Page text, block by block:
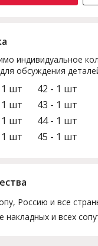
индивидуальное
для обсуждения
шт
шт
1 шт
1 шт
42 - 1 шт
43 - 1 шт
44 - 1 шт
45 - 1 шт
Россию и все
накладных и всех